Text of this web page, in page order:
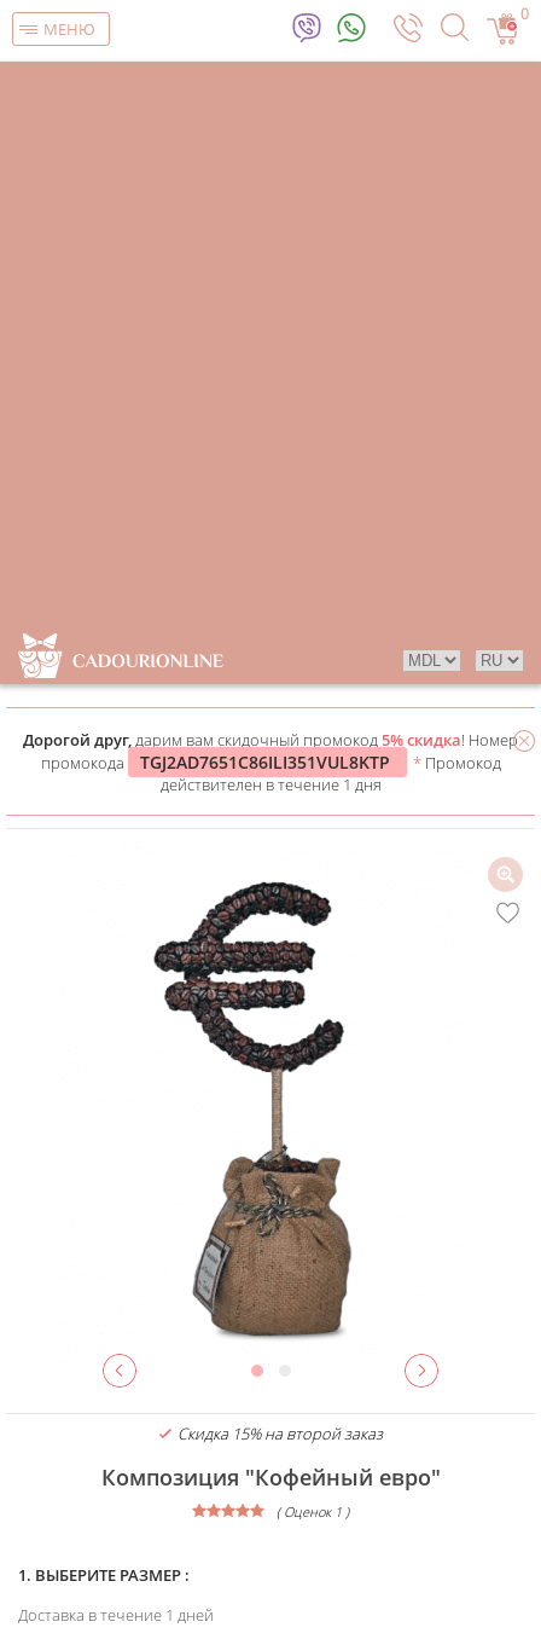
МЕНЮ
0
Дорогой друг,дарим вам скидочный промокод5% скидка! Номер
промокода
TGJ2AD7651C86ILI351VUL8KTP * Промокод
действителен в течение 1 дня
Скидка 15% на второй заказ
Композиция "Кофейный евро"
( Оценок 1 )
1. ВЫБЕРИТЕ РАЗМЕР :
Доставка в течение 1 дней